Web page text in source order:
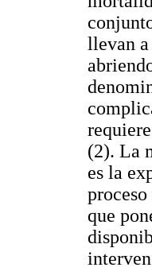
llevan a
(2). La
es la
que